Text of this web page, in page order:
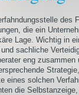
des
die ein
Lage. Wichtig in
sachliche
eng zusammen
eines solchen
die